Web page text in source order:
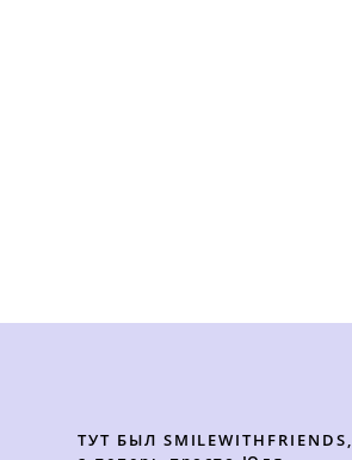
ТУТ БЫЛ SMILEWITHFRIENDS,